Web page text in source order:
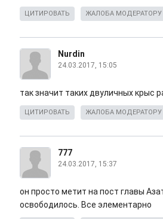
ЦИТИРОВАТЬ ЖАЛОБА МОДЕРАТОРУ
Nurdin
24.03.2017, 15:05
так значит таких двуличных крыс
ЦИТИРОВАТЬ ЖАЛОБА МОДЕРАТОРУ
777
24.03.2017, 15:37
он просто метит на пост главы
освободилось. Все элементарно